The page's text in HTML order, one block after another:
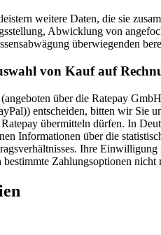
weitere Daten, die sie
Abwicklung von
überwiegenden
von Kauf auf
über die Ratepay
entscheiden, bitten wir
übermitteln dürfen. In
Informationen über die
Ihre
Zahlungsoptionen